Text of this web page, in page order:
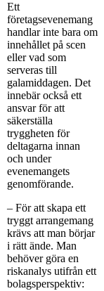
Ett
företagsevenemang
handlar inte bara om
innehållet på scen
eller vad som
serveras till
galamiddagen. Det
innebär också ett
ansvar för att
säkerställa
tryggheten för
deltagarna innan
och under
evenemangets
genomförande.
– För att skapa ett
tryggt arrangemang
krävs att man börjar
i rätt ände. Man
behöver göra en
riskanalys utifrån ett
bolagsperspektiv: